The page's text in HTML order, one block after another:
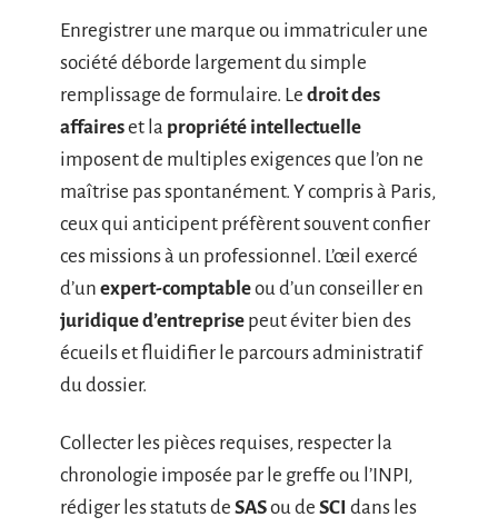
Enregistrer une marque ou immatriculer une
société déborde largement du simple
remplissage de formulaire. Le droit des
affaireset la propriété intellectuelle
imposent de multiples exigences que l’on ne
maîtrise pas spontanément. Y compris à Paris,
ceux qui anticipent préfèrent souvent confier
ces missions à un professionnel. L’œil exercé
d’un expert-comptableou d’un conseiller en
juridique d’entreprise peut éviter bien des
écueils et fluidifier le parcours administratif
du dossier.
Collecter les pièces requises, respecter la
chronologie imposée par le greffe ou l’INPI,
rédiger les statuts de SASou de SCI dans les